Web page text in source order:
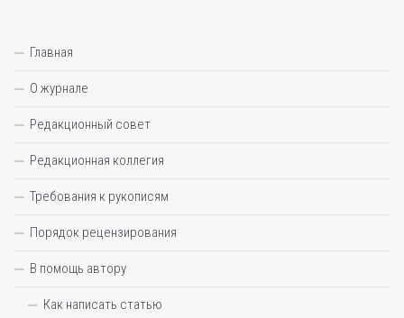
Главная
О журнале
Редакционный совет
Редакционная коллегия
Требования к рукописям
Порядок рецензирования
В помощь автору
Как написать статью